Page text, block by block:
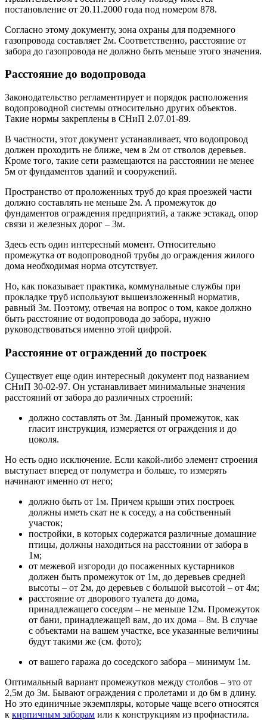
постановление от 20.11.2000 года под номером 878.
Согласно этому документу, зона охраны для подземного
газопровода составляет 2м. Соответственно, расстояние от
забора до газопровода не должно быть меньше этого значения.
Расстояние до водопровода
Законодательство регламентирует и порядок расположения
водопроводной системы относительно других объектов.
Такие нормы закреплены в СНиП 2.07.01-89.
В частности, этот документ устанавливает, что водопровод
должен проходить не ближе, чем в 2м от стволов деревьев.
Кроме того, такие сети размещаются на расстоянии не менее
5м от фундаментов зданий и сооружений.
Пространство от проложенных труб до края проезжей части
должно составлять не меньше 2м. А промежуток до
фундаментов ограждения предприятий, а также эстакад, опор
связи и железных дорог – 3м.
Здесь есть один интересный момент. Относительно
промежутка от водопроводной трубы до ограждения жилого
дома необходимая норма отсутствует.
Но, как показывает практика, коммунальные службы при
прокладке труб используют вышеизложенный норматив,
равный 3м. Поэтому, отвечая на вопрос о том, какое должно
быть расстояние от водопровода до забора, нужно
руководствоваться именно этой цифрой.
Расстояние от ограждений до построек
Существует еще один интересный документ под названием
СНиП 30-02-97. Он устанавливает минимальные значения
расстояний от забора до различных строений:
должно составлять от 3м. Данный промежуток, как
гласит инструкция, измеряется от ограждения и до
цоколя.
Но есть одно исключение. Если какой-либо элемент строения
выступает вперед от полуметра и больше, то измерять
начинают именно от него;
должно быть от 1м. Причем крыши этих построек
должны иметь скат не к соседу, а на собственный
участок;
постройки, в которых содержатся различные домашние
птицы, должны находиться на расстоянии от забора в
1м;
от межевой изгороди до посаженных кустарников
должен быть промежуток от 1м, до деревьев средней
высоты – от 2м, до деревьев с большой высотой – от 4м;
расстояние от дворового туалета до дома,
принадлежащего соседям – не меньше 12м. Промежуток
от бани, принадлежащей вам, до их дома – 8м. В случае
с объектами на вашем участке, все указанные величины
будут такими же (см. фото);
от вашего гаража до соседского забора – минимум 1м.
Оптимальный вариант промежутков между столбов – это от
2,5м до 3м. Бывают ограждения с пролетами и до 6м в длину.
Но это единичные экземпляры, которые чаще всего относятся
к кирпичным заборам или к конструкциям из профнастила.